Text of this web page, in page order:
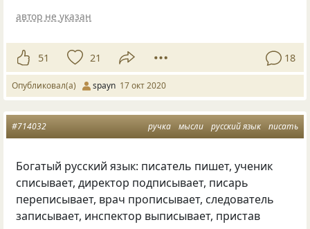
автор не указан
51 21 18
Опубликовал(а) spayn 17 окт 2020
ручка мысли русский язык писать
#714032
Богатый русский язык: писатель пишет, ученик
списывает, директор подписывает, писарь
переписывает, врач прописывает, следователь
записывает, инспектор выписывает, пристав